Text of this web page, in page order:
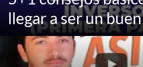
llegar a ser un